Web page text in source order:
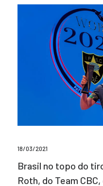
18/03/2021
Brasil no topo do
Roth, do Team